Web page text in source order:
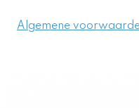
Algemene